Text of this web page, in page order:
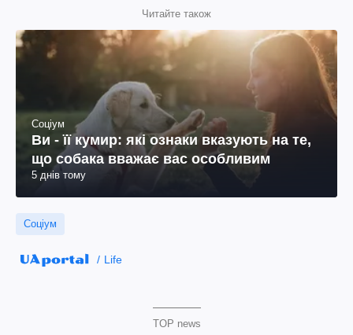
Читайте також
Соціум
Ви - її кумир: які ознаки вказують на те,
що собака вважає вас особливим
5 днів тому
Соціум
Life
TOP news